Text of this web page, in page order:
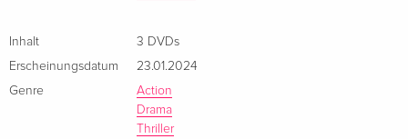
Inhalt
3 DVDs
Erscheinungsdatum
23.01.2024
Genre
Action
Drama
Thriller